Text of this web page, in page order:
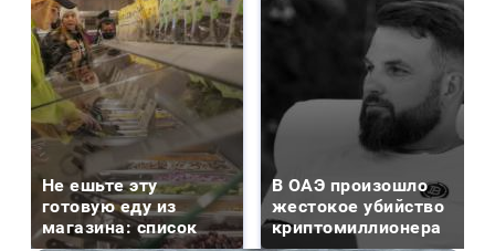
Не ешьте эту
готовую еду из
магазина: список
В ОАЭ произошло
жестокое убийство
криптомиллионера